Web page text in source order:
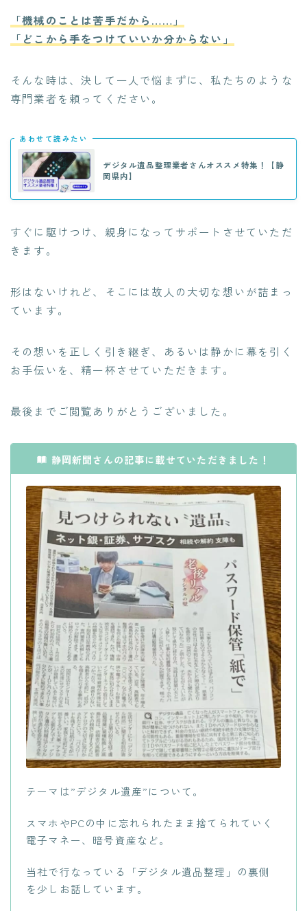
「機械のことは苦手だから……」
「どこから手をつけていいか分からない」
そんな時は、決して一人で悩まずに、私たちのような
専門業者を頼ってください。
あわせて読みたい
デジタル遺品整理業者さんオススメ特集！【静
岡県内】
すぐに駆けつけ、親身になってサポートさせていただ
きます。
形はないけれど、そこには故人の大切な想いが詰まっ
ています。
その想いを正しく引き継ぎ、あるいは静かに幕を引く
お手伝いを、精一杯させていただきます。
最後までご閲覧ありがとうございました。
静岡新聞さんの記事に載せていただきました！
テーマは”デジタル遺産”について。
スマホやPCの中に忘れられたまま捨てられていく
電子マネー、暗号資産など。
当社で行なっている「デジタル遺品整理」の裏側
を少しお話しています。